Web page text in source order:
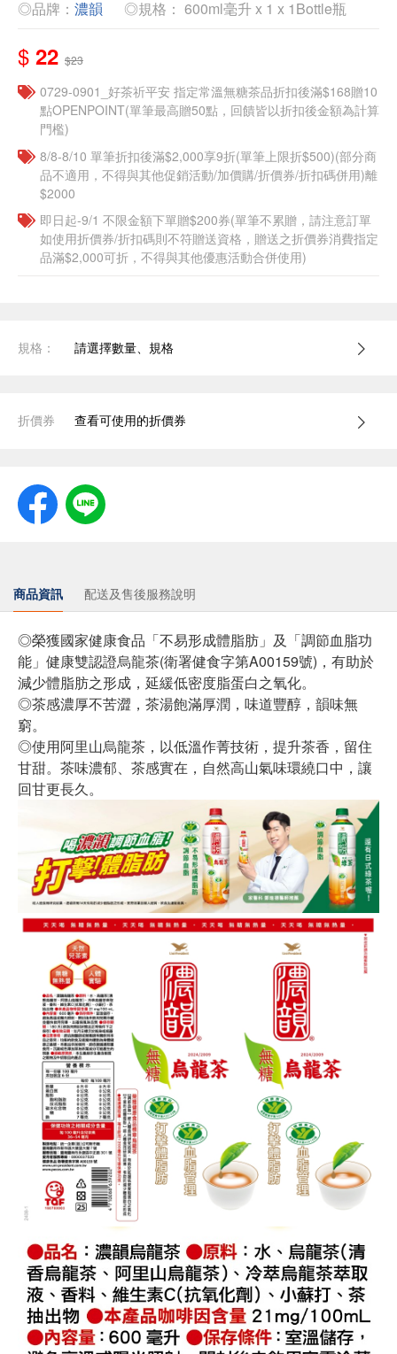
◎品牌： 濃韻 ◎規格： 600ml毫升 x 1 x 1Bottle瓶
$ 22 $23
​​0729-0901_好茶祈平安 指定常溫無糖茶品折扣後滿$168贈10
點OPENPOINT(單筆最高贈50點，回饋皆以折扣後金額為計算
門檻)
8/8-8/10 單筆折扣後滿$2,000享9折(單筆上限折$500)(部分商
品不適用，不得與其他促銷活動/加價購/折價券/折扣碼併用)離
$2000
即日起-9/1 不限金額下單贈$200券(單筆不累贈，請注意訂單
如使用折價券/折扣碼則不符贈送資格，贈送之折價券消費指定
品滿$2,000可折，不得與其他優惠活動合併使用)
規格： 請選擇數量、規格
折價券 查看可使用的折價券
商品資訊 配送及售後服務說明
◎榮獲國家健康食品「不易形成體脂肪」及「調節血脂功
能」健康雙認證烏龍茶(衛署健食字第A00159號)，有助於
減少體脂肪之形成，延緩低密度脂蛋白之氧化。
◎茶感濃厚不苦澀，茶湯飽滿厚潤，味道豐醇，韻味無
窮。
◎使用阿里山烏龍茶，以低溫作菁技術，提升茶香，留住
甘甜。茶味濃郁、茶感實在，自然高山氣味環繞口中，讓
回甘更長久。